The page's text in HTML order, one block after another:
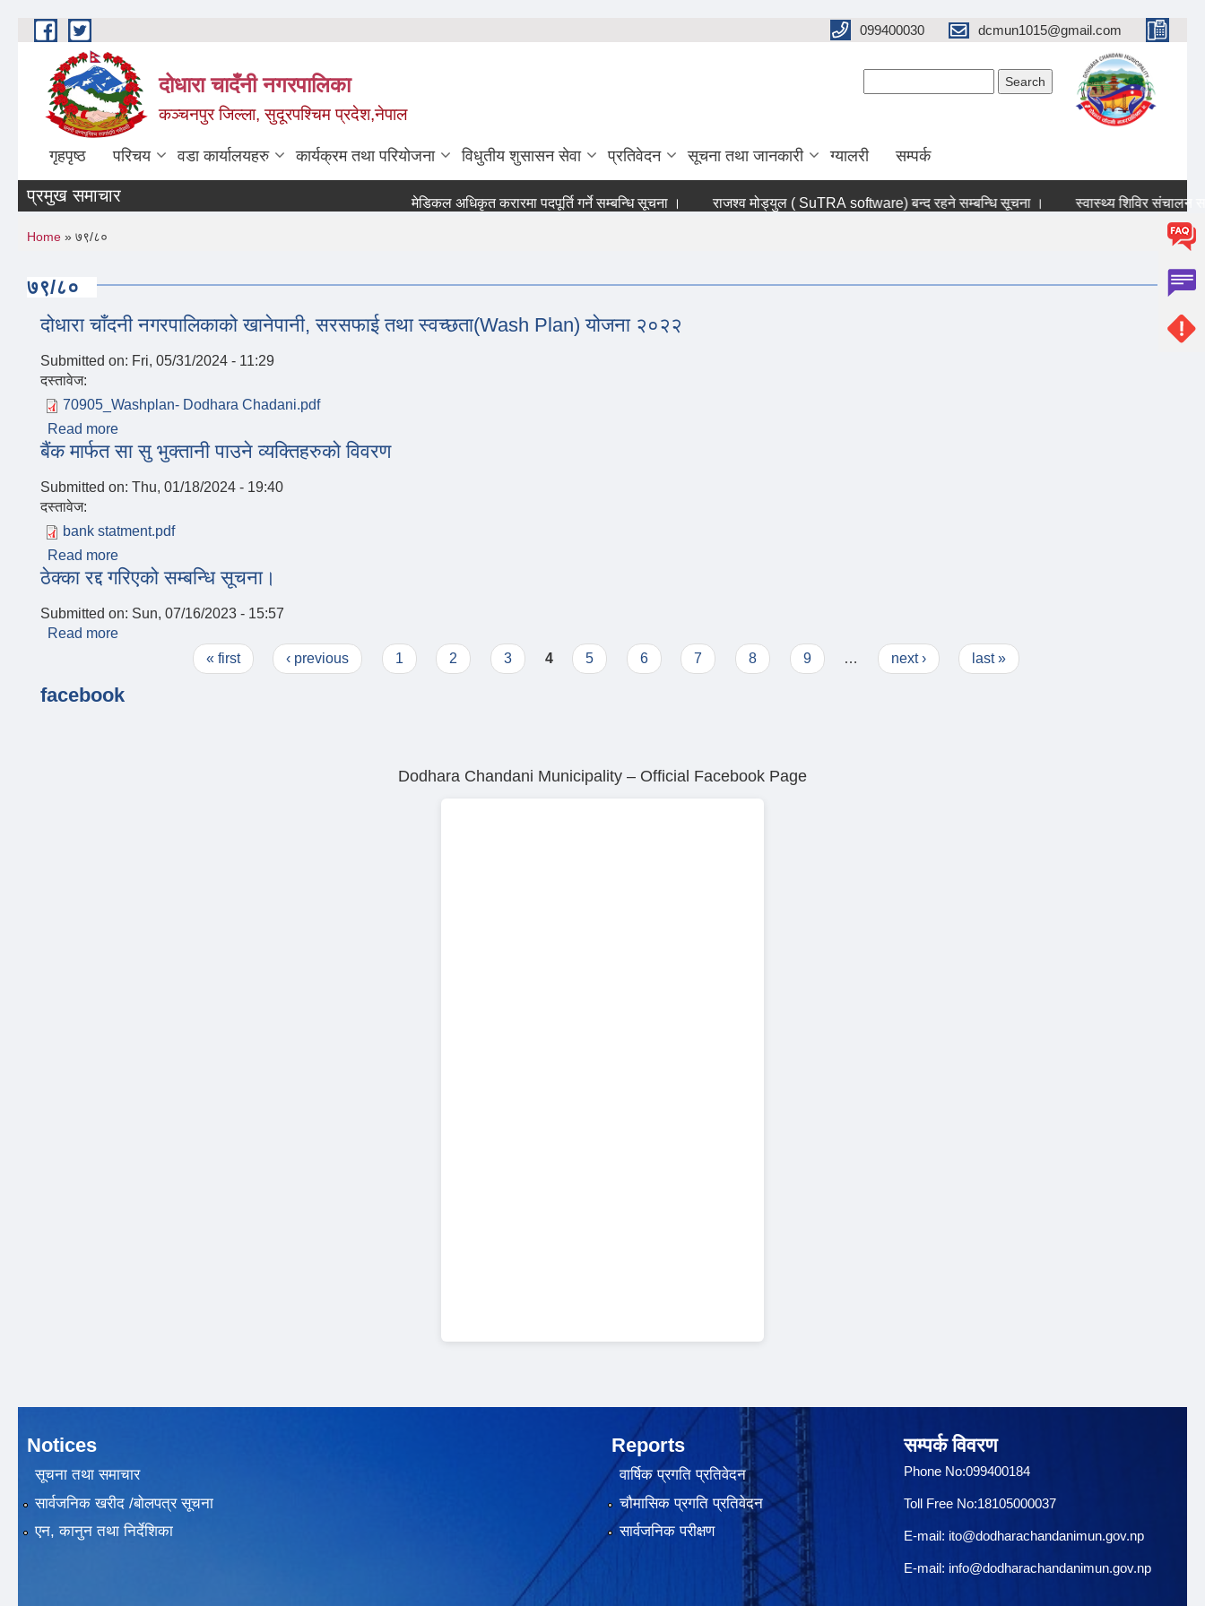
Skip to main content 099400030 dcmun1015@gmail.com
दोधारा चादँनी नगरपालिका
कञ्चनपुर जिल्ला, सुदूरपश्चिम प्रदेश,नेपाल
गृहपृष्ठ परिचय वडा कार्यालयहरु कार्यक्रम तथा परियोजना विधुतीय शुसासन सेवा प्रतिवेदन सूचना तथा जानकारी ग्यालरी सम्पर्क
प्रमुख समाचार मेडिकल अधिकृत करारमा पदपूर्ति गर्ने सम्बन्धि सूचना । राजश्व मोड्युल ( SuTRA software) बन्द रहने सम्बन्धि सूचना । स्वास्थ्य शिविर संचालन
You are here
Home » ७९/८०
७९/८०
दोधारा चाँदनी नगरपालिकाको खानेपानी, सरसफाई तथा स्वच्छता(Wash Plan) योजना २०२२
Submitted on: Fri, 05/31/2024 - 11:29
दस्तावेज:
70905_Washplan- Dodhara Chadani.pdf
Read more
बैंक मार्फत सा सु भुक्तानी पाउने व्यक्तिहरुको विवरण
Submitted on: Thu, 01/18/2024 - 19:40
दस्तावेज:
bank statment.pdf
Read more
ठेक्का रद्द गरिएको सम्बन्धि सूचना।
Submitted on: Sun, 07/16/2023 - 15:57
Read more
« first ‹ previous 1 2 3 4 5 6 7 8 9 … next › last »
facebook
Dodhara Chandani Municipality – Official Facebook Page
Notices
सूचना तथा समाचार
सार्वजनिक खरीद /बोलपत्र सूचना
एन, कानुन तथा निर्देशिका
Reports
वार्षिक प्रगति प्रतिवेदन
चौमासिक प्रगति प्रतिवेदन
सार्वजनिक परीक्षण
सम्पर्क विवरण
Phone No:099400184
Toll Free No:18105000037
E-mail: ito@dodharachandanimun.gov.np
E-mail: info@dodharachandanimun.gov.np